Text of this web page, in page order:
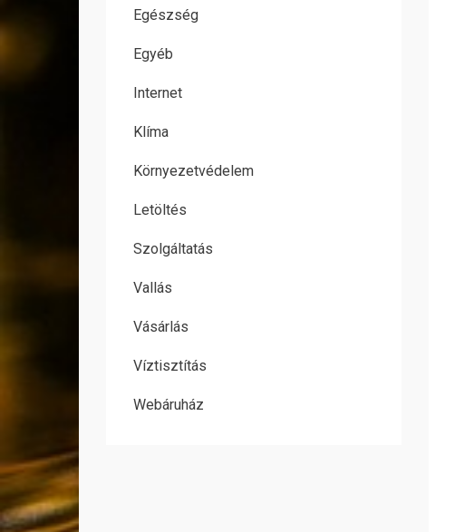
Egészség
Egyéb
Internet
Klíma
Környezetvédelem
Letöltés
Szolgáltatás
Vallás
Vásárlás
Víztisztítás
Webáruház